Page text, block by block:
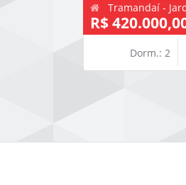
Tramandaí -
R$
Dorm.: 2